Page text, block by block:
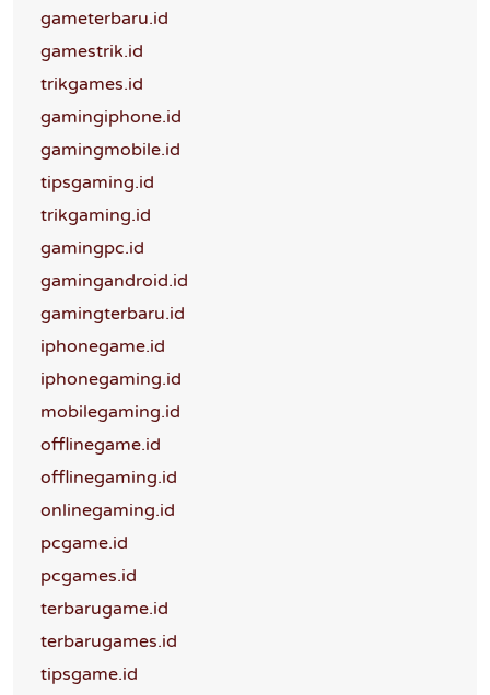
gameterbaru.id
gamestrik.id
trikgames.id
gamingiphone.id
gamingmobile.id
tipsgaming.id
trikgaming.id
gamingpc.id
gamingandroid.id
gamingterbaru.id
iphonegame.id
iphonegaming.id
mobilegaming.id
offlinegame.id
offlinegaming.id
onlinegaming.id
pcgame.id
pcgames.id
terbarugame.id
terbarugames.id
tipsgame.id